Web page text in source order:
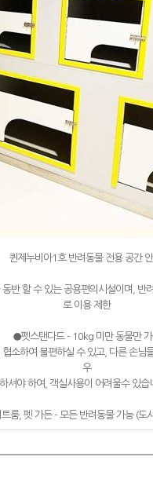
퀸제누비아1호 반려동물 전용 공간
반 할 수 있는 공용편의시설이며, 반
로 이용 제한
●펫스탠다드 - 10kg 미만 동물만 가
소하여 불편하실 수 있고, 다른 손님
우
셔야 하여, 객실사용이 어려울수 있습
룸, 펫 가든 - 모든 반려동물 가능 (도